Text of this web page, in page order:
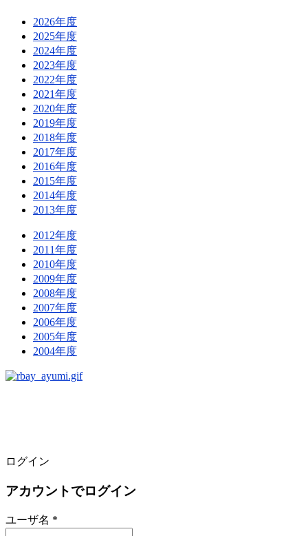
2026年度
2025年度
2024年度
2023年度
2022年度
2021年度
2020年度
2019年度
2018年度
2017年度
2016年度
2015年度
2014年度
2013年度
2012年度
2011年度
2010年度
2009年度
2008年度
2007年度
2006年度
2005年度
2004年度
ログイン
アカウントでログイン
ユーザ名 *